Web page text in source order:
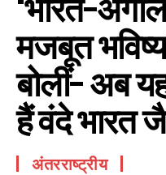
‘भारत-
मजबूत
बोलीं- अब
हैं वंदे भारत
अंतरराष्ट्रीय